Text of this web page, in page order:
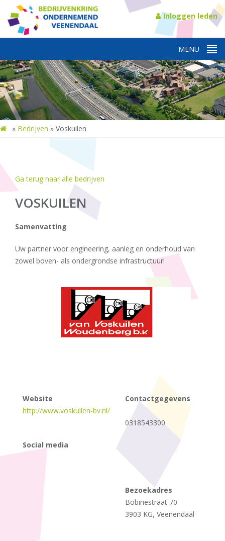
Inloggen leden
» Bedrijven » Voskuilen
Ga terug naar alle bedrijven
VOSKUILEN
Samenvatting
Uw partner voor engineering, aanleg en onderhoud van
zowel boven- als ondergrondse infrastructuur!
Website
http://www.voskuilen-bv.nl/
Social media
Contactgegevens
0318543300
Bezoekadres
Bobinestraat 70
3903 KG, Veenendaal